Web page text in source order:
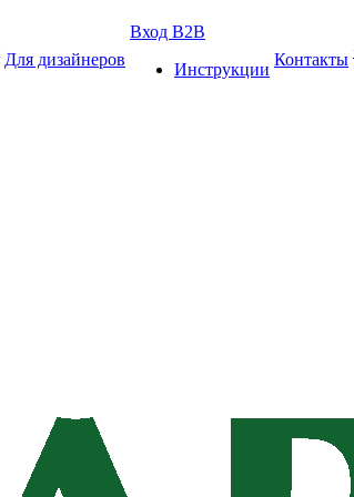
Для дизайнеров
Вход B2B
Инструкции
Контакты